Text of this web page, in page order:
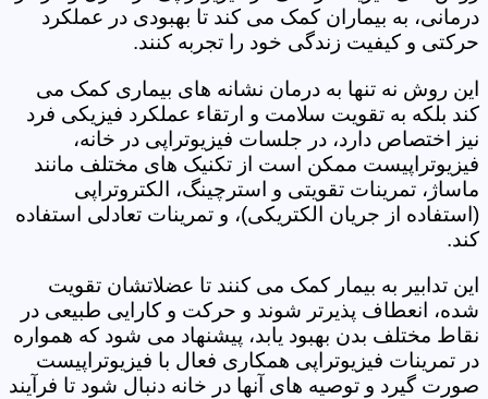
درمانی، به بیماران کمک می کند تا بهبودی در عملکرد
حرکتی و کیفیت زندگی خود را تجربه کنند.
این روش نه تنها به درمان نشانه های بیماری کمک می
کند بلکه به تقویت سلامت و ارتقاء عملکرد فیزیکی فرد
نیز اختصاص دارد، در جلسات فیزیوتراپی در خانه،
فیزیوتراپیست ممکن است از تکنیک های مختلف مانند
ماساژ، تمرینات تقویتی و استرچینگ، الکتروتراپی
(استفاده از جریان الکتریکی)، و تمرینات تعادلی استفاده
کند.
این تدابیر به بیمار کمک می کنند تا عضلاتشان تقویت
شده، انعطاف پذیرتر شوند و حرکت و کارایی طبیعی در
نقاط مختلف بدن بهبود یابد، پیشنهاد می شود که همواره
در تمرینات فیزیوتراپی همکاری فعال با فیزیوتراپیست
صورت گیرد و توصیه های آنها در خانه دنبال شود تا فرآیند